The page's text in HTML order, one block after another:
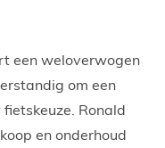
een weloverwogen
om een
Ronald
en onderhoud